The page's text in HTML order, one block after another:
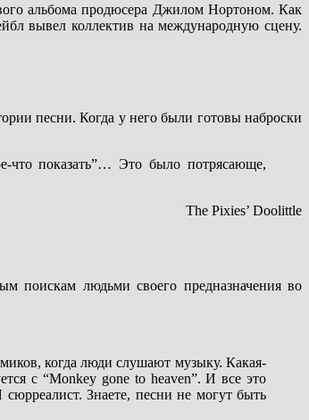
альбома продюсера Джилом Нортоном. Как
вывел коллектив на международную сцену.
песни.Когда у него были готовы наброски
показать”… Это было потрясающе,
The Pixies’ Doolittle
поискам людьми своего предназначения во
когда люди слушают музыку. Какая-
с “Monkey gone to heaven”. И все это
Знаете, песни не могут быть